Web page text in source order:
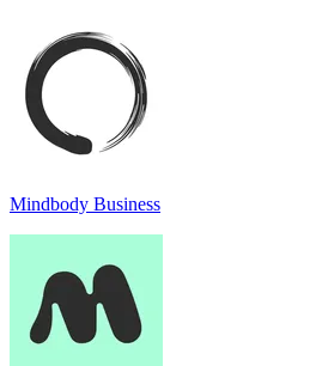
Mindbody Business